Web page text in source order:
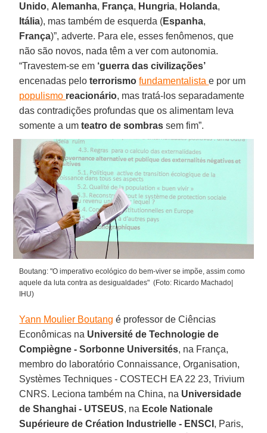
Unido, Alemanha, França, Hungria, Holanda,
Itália), mas também de esquerda (Espanha,
França)”, adverte. Para ele, esses fenômenos, que
não são novos, nada têm a ver com autonomia.
“Travestem-se em ‘guerra das civilizações’
encenadas peloterrorismo fundamentalistae por um
populismo reacionário, mas tratá-los separadamente
das contradições profundas que os alimentam leva
somente a umteatro de sombras sem fim”.
Boutang: "O imperativo ecológico do bem-viver se impõe, assim como
aquele da luta contra as desigualdades" (Foto: Ricardo Machado|
IHU)
Yann Moulier Boutang é professor de Ciências
Econômicas na Université de Technologie de
Compiègne - Sorbonne Universités, na França,
membro do laboratório Connaissance, Organisation,
Systèmes Techniques - COSTECH EA 22 23, Trivium
CNRS. Leciona também na China, na Universidade
de Shanghai - UTSEUS, na Ecole Nationale
Supérieure de Création Industrielle - ENSCI , Paris,